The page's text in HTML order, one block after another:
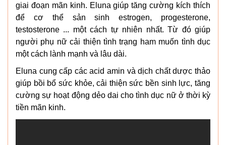
giai đoạn mãn kinh. Eluna giúp tăng cường kích thích
để cơ thể sản sinh estrogen, progesterone,
testosterone ... một cách tự nhiên nhất. Từ đó giúp
người phụ nữ cải thiện tình trạng ham muốn tình dục
một cách lành mạnh và lâu dài.
Eluna cung cấp các acid amin và dịch chất dược thảo
giúp bồi bổ sức khỏe, cải thiện sức bền sinh lực, tăng
cường sự hoạt động dẻo dai cho tình dục nữ ở thời kỳ
tiền mãn kinh.